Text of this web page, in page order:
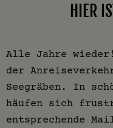
HIER
Alle Jahre
der
Seegräben. In
häufen sich
entsprechende